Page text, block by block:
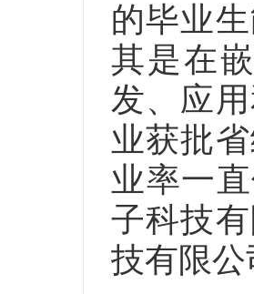
的毕业
其是在
发、应
业获批
业率一
子科技
技有限